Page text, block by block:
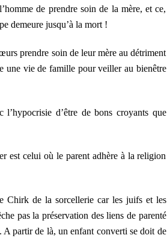
de prendre soin de la mère, et ce,
demeure jusqu’à la mort !
prendre soin de leur mère au détriment
une vie de famille pour veiller au bienêtre
d’être de bons croyants que
est celui où le parent adhère à la religion
Chirk de la sorcellerie car les juifs et les
pas la préservation des liens de parenté
A partir de là, un enfant converti se doit de